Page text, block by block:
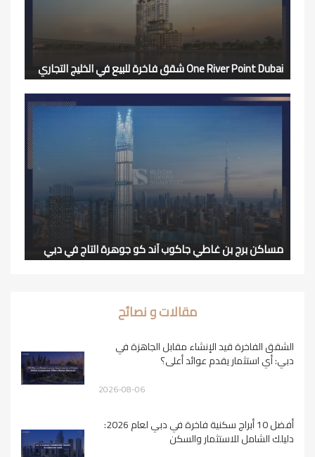
One River Point Dubai شقق فاخرة للبيع في الخليج التجاري
مساكن برج بن غاطي جاكوب آند كو جوهرة التاج في دبي
مقالات و نصائح
الشقق الفاخرة قيد الإنشاء مقابل الجاهزة في
دبي: أي استثمار يقدم عوائد أعلى؟
2026-08-06
أفضل 10 أبراج سكنية فاخرة في دبي لعام 2026:
دليلك الشامل للاستثمار والسكن